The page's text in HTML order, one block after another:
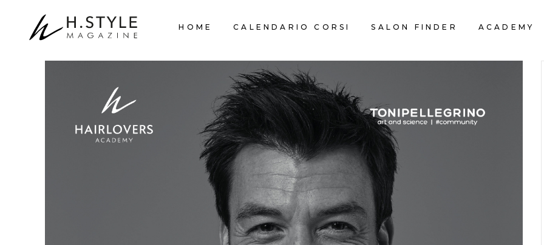
HOME CALENDARIO CORSI SALON FINDER ACADEMY